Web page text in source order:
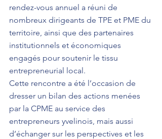
rendez-vous annuel a réuni de
nombreux dirigeants de TPE et PME du
territoire, ainsi que des partenaires
institutionnels et économiques
engagés pour soutenir le tissu
entrepreneurial local.
Cette rencontre a été l’occasion de
dresser un bilan des actions menées
par la CPME au service des
entrepreneurs yvelinois, mais aussi
d’échanger sur les perspectives et les